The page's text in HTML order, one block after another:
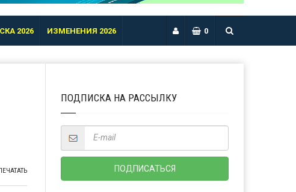
2026 ИЗМЕНЕНИЯ 2026 0
ПОДПИСКА НА РАССЫЛКУ